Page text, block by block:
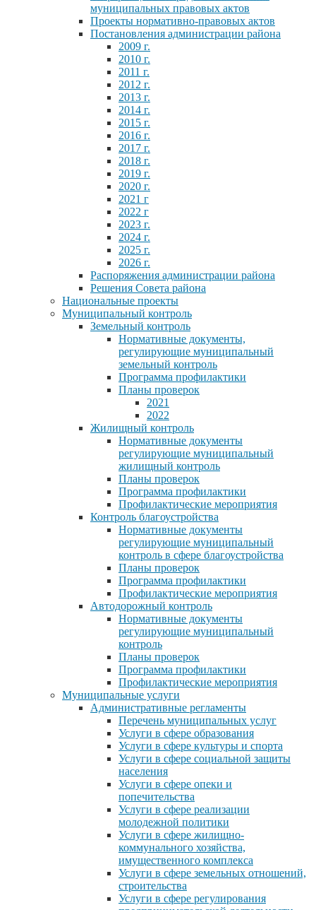
муниципальных правовых актов
Проекты нормативно-правовых актов
Постановления администрации района
2009 г.
2010 г.
2011 г.
2012 г.
2013 г.
2014 г.
2015 г.
2016 г.
2017 г.
2018 г.
2019 г.
2020 г.
2021 г
2022 г
2023 г.
2024 г.
2025 г.
2026 г.
Распоряжения администрации района
Решения Совета района
Национальные проекты
Муниципальный контроль
Земельный контроль
Нормативные документы,
регулирующие муниципальный
земельный контроль
Программа профилактики
Планы проверок
2021
2022
Жилищный контроль
Нормативные документы
регулирующие муниципальный
жилищный контроль
Планы проверок
Программа профилактики
Профилактические мероприятия
Контроль благоустройства
Нормативные документы
регулирующие муниципальный
контроль в сфере благоустройства
Планы проверок
Программа профилактики
Профилактические мероприятия
Автодорожный контроль
Нормативные документы
регулирующие муниципальный
контроль
Планы проверок
Программа профилактики
Профилактические мероприятия
Муниципальные услуги
Административные регламенты
Перечень муниципальных услуг
Услуги в сфере образования
Услуги в сфере культуры и спорта
Услуги в сфере социальной защиты
населения
Услуги в сфере опеки и
попечительства
Услуги в сфере реализации
молодежной политики
Услуги в сфере жилищно-
коммунального хозяйства,
имущественного комплекса
Услуги в сфере земельных отношений,
строительства
Услуги в сфере регулирования